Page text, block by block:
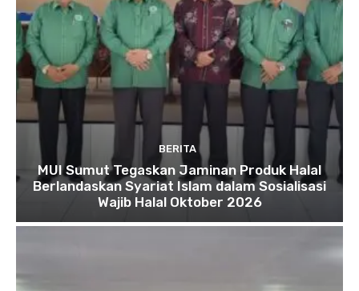
BERITA
MUI Sumut Tegaskan Jaminan Produk Halal
Berlandaskan Syariat Islam dalam Sosialisasi
Wajib Halal Oktober 2026